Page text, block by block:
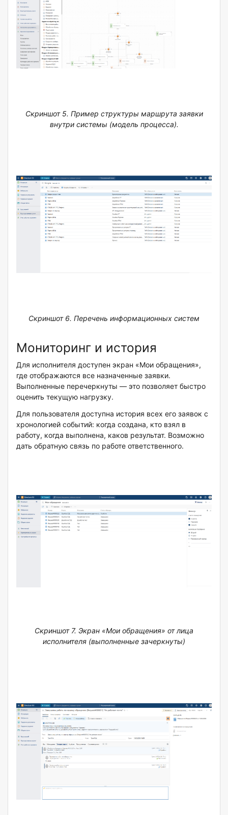
Скриншот 5. Пример структуры маршрута заявки
внутри системы (модель процесса).
Скриншот 6. Перечень информационных систем
Мониторинг и история
Для исполнителя доступен экран «Мои обращения»,
где отображаются все назначенные заявки.
Выполненные перечеркнуты — это позволяет быстро
оценить текущую нагрузку.
Для пользователя доступна история всех его заявок с
хронологией событий: когда создана, кто взял в
работу, когда выполнена, каков результат. Возможно
дать обратную связь по работе ответственного.
Скриншот 7. Экран «Мои обращения» от лица
исполнителя (выполненные зачеркнуты)